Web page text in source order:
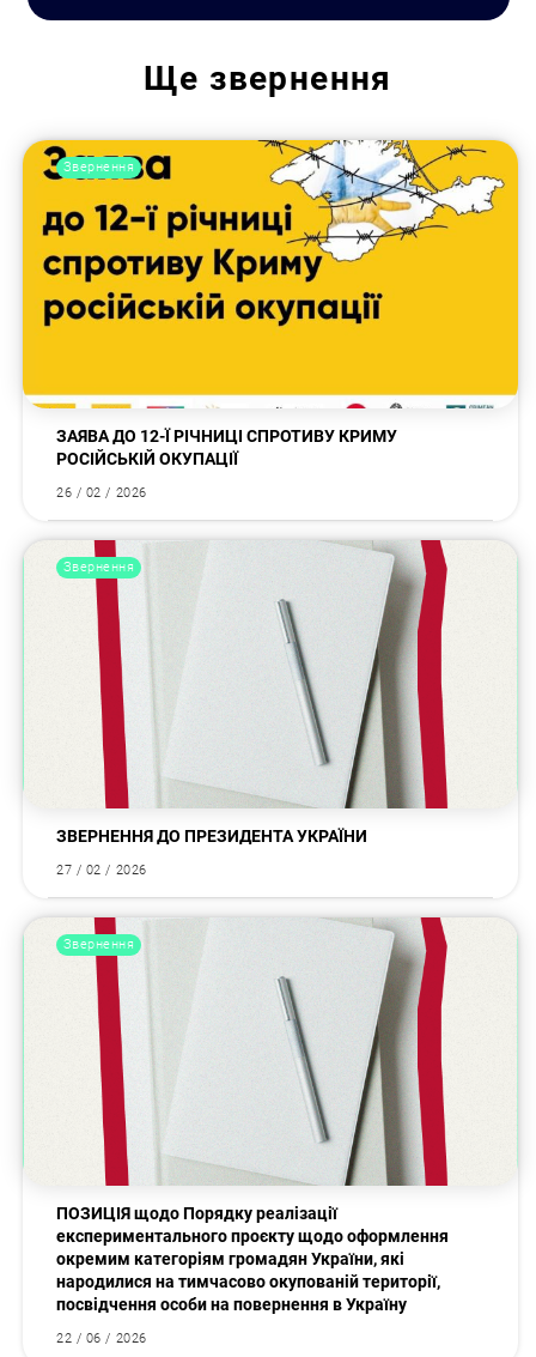
Ще звернення
Звернення
ЗАЯВА ДО 12-Ї РІЧНИЦІ СПРОТИВУ КРИМУ
РОСІЙСЬКІЙ ОКУПАЦІЇ
26 / 02 / 2026
Звернення
ЗВЕРНЕННЯ ДО ПРЕЗИДЕНТА УКРАЇНИ
27 / 02 / 2026
Звернення
ПОЗИЦІЯ щодо Порядку реалізації
експериментального проєкту щодо оформлення
окремим категоріям громадян України, які
народилися на тимчасово окупованій території,
посвідчення особи на повернення в Україну
22 / 06 / 2026